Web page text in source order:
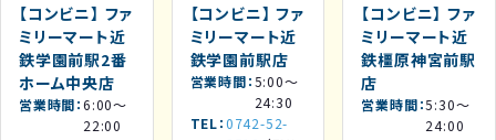
【コンビニ】 ファ
ミリーマート近
鉄学園前駅2番
ホーム中央店
営業時間 6:00～
22:00
【コンビニ】 ファ
ミリーマート近
鉄学園前駅店
営業時間 5:00～
24:30
TEL 0742-52-
【コンビニ】 ファ
ミリーマート近
鉄橿原神宮前駅
店
営業時間 5:30～
24:00